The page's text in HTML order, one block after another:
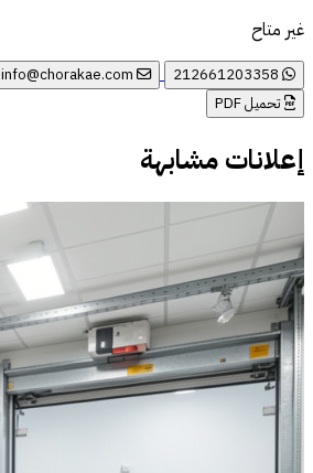
غير متاح
212661203358
info@chorakae.com
تحميل PDF
إعلانات مشابهة